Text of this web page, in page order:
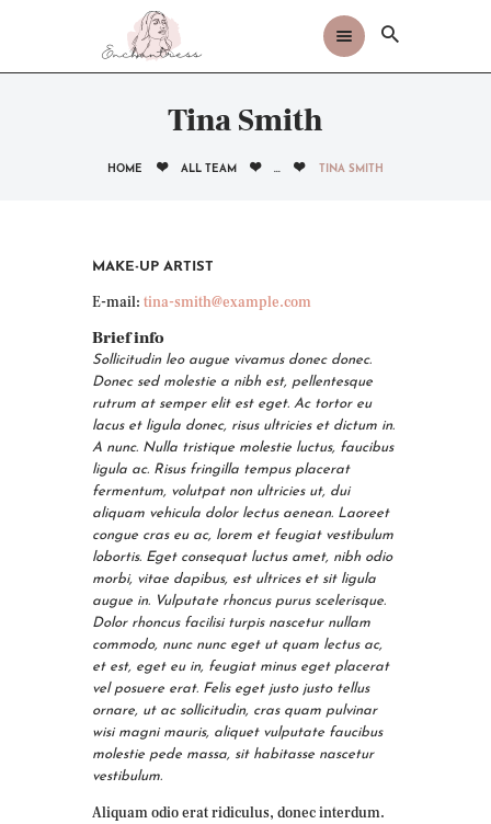
Tina Smith
HOME ALL TEAM ... TINA SMITH
MAKE-UP ARTIST
E-mail: tina-smith@example.com
Brief info
Sollicitudin leo augue vivamus donec donec.
Donec sed molestie a nibh est, pellentesque
rutrum at semper elit est eget. Ac tortor eu
lacus et ligula donec, risus ultricies et dictum in.
A nunc. Nulla tristique molestie luctus, faucibus
ligula ac. Risus fringilla tempus placerat
fermentum, volutpat non ultricies ut, dui
aliquam vehicula dolor lectus aenean. Laoreet
congue cras eu ac, lorem et feugiat vestibulum
lobortis. Eget consequat luctus amet, nibh odio
morbi, vitae dapibus, est ultrices et sit ligula
augue in. Vulputate rhoncus purus scelerisque.
Dolor rhoncus facilisi turpis nascetur nullam
commodo, nunc nunc eget ut quam lectus ac,
et est, eget eu in, feugiat minus eget placerat
vel posuere erat. Felis eget justo justo tellus
ornare, ut ac sollicitudin, cras quam pulvinar
wisi magni mauris, aliquet vulputate faucibus
molestie pede massa, sit habitasse nascetur
vestibulum.
Aliquam odio erat ridiculus, donec interdum.